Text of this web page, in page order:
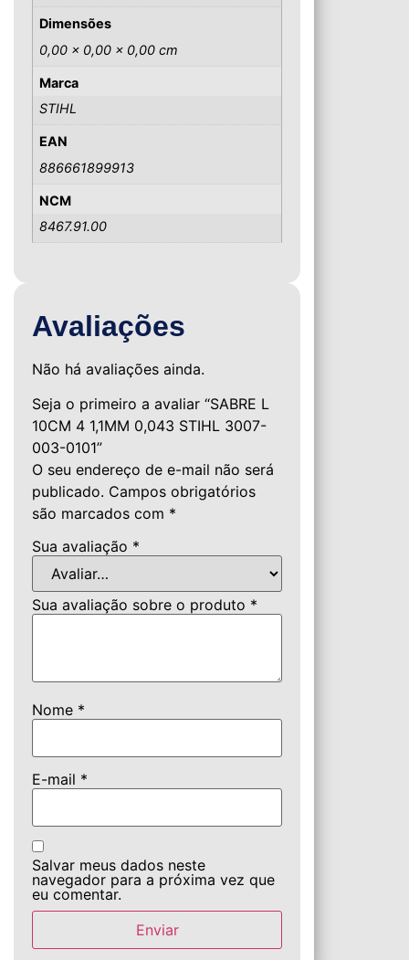
Dimensões
0,00 × 0,00 × 0,00 cm
Marca
STIHL
EAN
886661899913
NCM
8467.91.00
Avaliações
Não há avaliações ainda.
Seja o primeiro a avaliar “SABRE L
10CM 4 1,1MM 0,043 STIHL 3007-
003-0101”
O seu endereço de e-mail não será
publicado. Campos obrigatórios
são marcados com *
Sua avaliação *
Sua avaliação sobre o produto *
Nome *
E-mail *
Salvar meus dados neste
navegador para a próxima vez que
eu comentar.